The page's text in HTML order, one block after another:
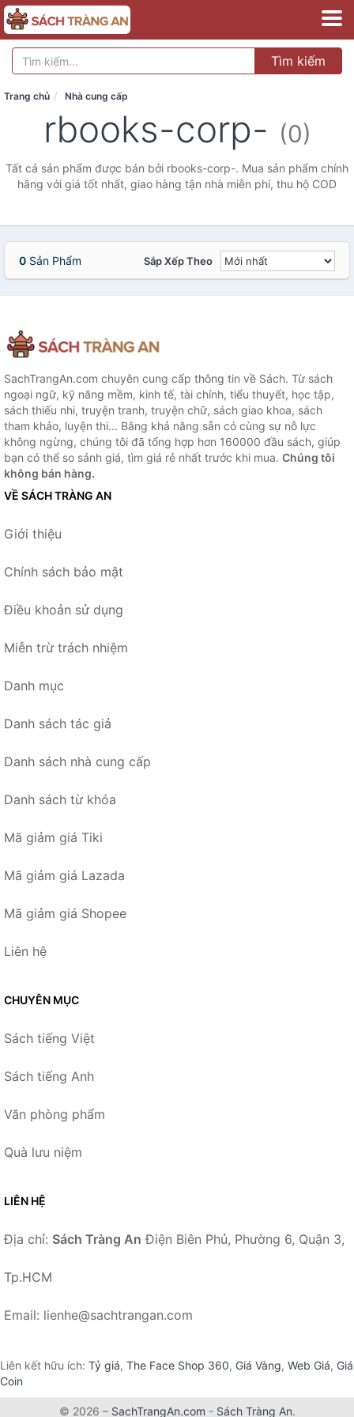
Tìm kiếm
Trang chủ Nhà cung cấp
rbooks-corp- (0)
Tất cả sản phẩm được bán bởi rbooks-corp-. Mua sản phẩm chính
hãng với giá tốt nhất, giao hàng tận nhà miễn phí, thu hộ COD
0 Sản Phẩm Sắp Xếp Theo
SachTrangAn.com chuyên cung cấp thông tin về Sách. Từ sách
ngoại ngữ, kỹ năng mềm, kinh tế, tài chính, tiểu thuyết, học tập,
sách thiếu nhi, truyện tranh, truyện chữ, sách giao khoa, sách
tham khảo, luyện thi... Bằng khả năng sẵn có cùng sự nỗ lực
không ngừng, chúng tôi đã tổng hợp hơn 160000 đầu sách, giúp
bạn có thể so sánh giá, tìm giá rẻ nhất trước khi mua. Chúng tôi
không bán hàng.
VỀ SÁCH TRÀNG AN
Giới thiệu
Chính sách bảo mật
Điều khoản sử dụng
Miễn trừ trách nhiệm
Danh mục
Danh sách tác giả
Danh sách nhà cung cấp
Danh sách từ khóa
Mã giảm giá Tiki
Mã giảm giá Lazada
Mã giảm giá Shopee
Liên hệ
CHUYÊN MỤC
Sách tiếng Việt
Sách tiếng Anh
Văn phòng phẩm
Quà lưu niệm
LIÊN HỆ
Địa chỉ: Sách Tràng An Điện Biên Phủ, Phường 6, Quận 3,
Tp.HCM
Email: lienhe@sachtrangan.com
Liên kết hữu ích: Tỷ giá, The Face Shop 360, Giá Vàng, Web Giá, Giá
Coin
© 2026 – SachTrangAn.com - Sách Tràng An.